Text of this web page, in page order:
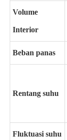
Volume
Interior
Beban panas
Rentang suhu
Fluktuasi suhu